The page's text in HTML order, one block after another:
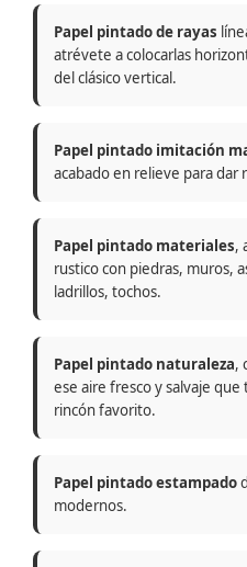
Papel pintado de rayas
atrévete a colocarlas
del clásico vertical.
Papel pintado imitación
acabado en relieve para dar
Papel pintado materiales,
rustico con piedras, muros,
ladrillos, tochos.
Papel pintado naturaleza,
ese aire fresco y salvaje
rincón favorito.
Papel pintado estampado
modernos.